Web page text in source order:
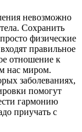
невозможно
Сохранить
физические
правильное
отношение к
нас миром.
заболеваниях,
помогут
гармонию
приучать с